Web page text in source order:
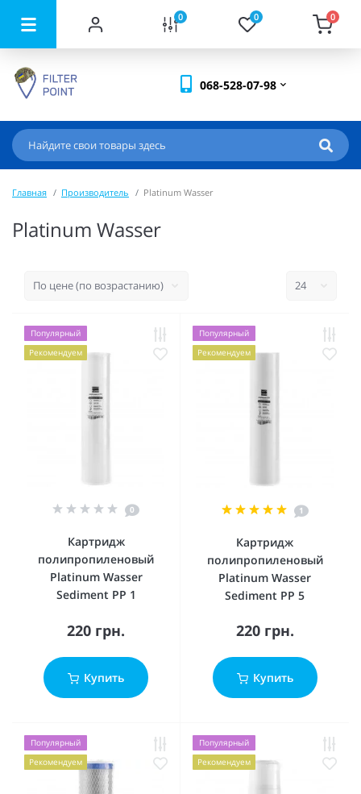
0 0 0
068-528-07-98
Главная Производитель Platinum Wasser
Platinum Wasser
Популярный
Рекомендуем
0
Картридж
полипропиленовый
Platinum Wasser
Sediment PP 1
220 грн.
Купить
Популярный
Рекомендуем
1
Картридж
полипропиленовый
Platinum Wasser
Sediment PP 5
220 грн.
Купить
Популярный
Рекомендуем
Популярный
Рекомендуем